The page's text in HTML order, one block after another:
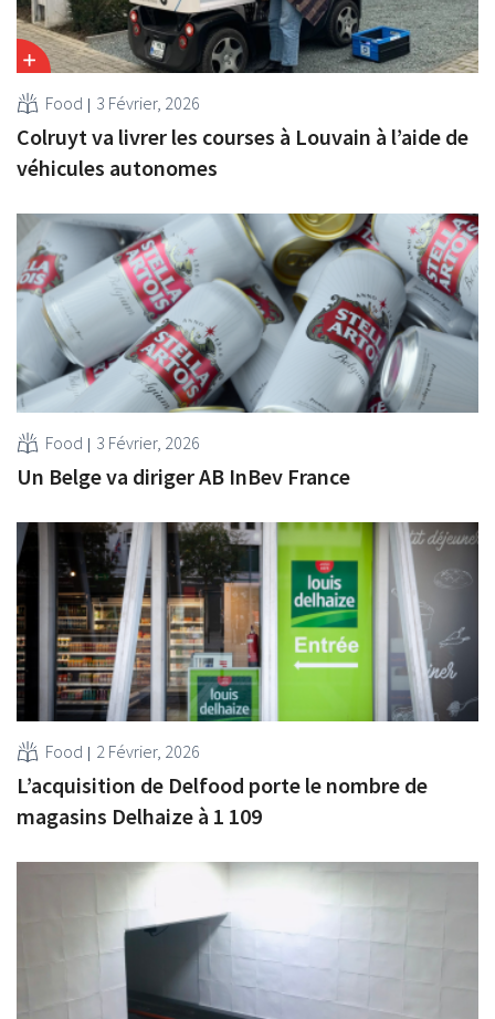
Food 3 Février, 2026
Colruyt va livrer les courses à Louvain à l’aide de
véhicules autonomes
Food 3 Février, 2026
Un Belge va diriger AB InBev France
Food 2 Février, 2026
L’acquisition de Delfood porte le nombre de
magasins Delhaize à 1 109